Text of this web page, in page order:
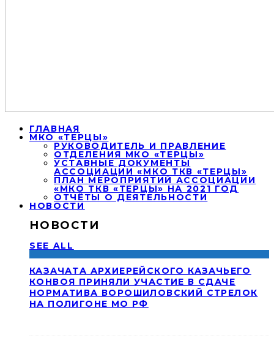
ГЛАВНАЯ
МКО «ТЕРЦЫ»
РУКОВОДИТЕЛЬ И ПРАВЛЕНИЕ
ОТДЕЛЕНИЯ МКО «ТЕРЦЫ»
УСТАВНЫЕ ДОКУМЕНТЫ
АССОЦИАЦИИ «МКО ТКВ «ТЕРЦЫ»
ПЛАН МЕРОПРИЯТИЙ АССОЦИАЦИИ
«МКО ТКВ «ТЕРЦЫ» НА 2021 ГОД
ОТЧЁТЫ О ДЕЯТЕЛЬНОСТИ
НОВОСТИ
НОВОСТИ
SEE ALL
КАЗАЧАТА АРХИЕРЕЙСКОГО КАЗАЧЬЕГО
КОНВОЯ ПРИНЯЛИ УЧАСТИЕ В СДАЧЕ
НОРМАТИВА ВОРОШИЛОВСКИЙ СТРЕЛОК
НА ПОЛИГОНЕ МО РФ